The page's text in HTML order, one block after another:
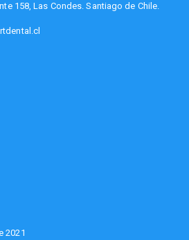
158, Las Condes. Santiago de Chile.
2021